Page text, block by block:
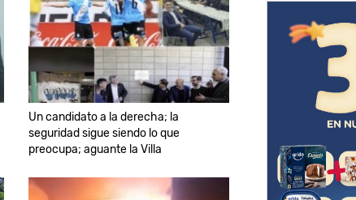
Un candidato a la derecha; la
seguridad sigue siendo lo que
preocupa; aguante la Villa